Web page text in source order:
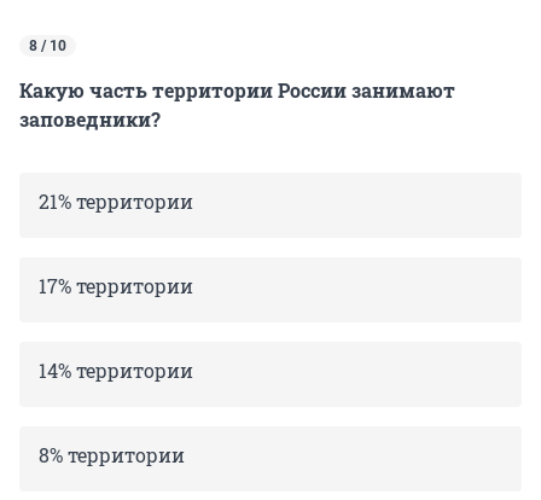
8 / 10
Какую часть территории России занимают
заповедники?
21% территории
17% территории
14% территории
8% территории